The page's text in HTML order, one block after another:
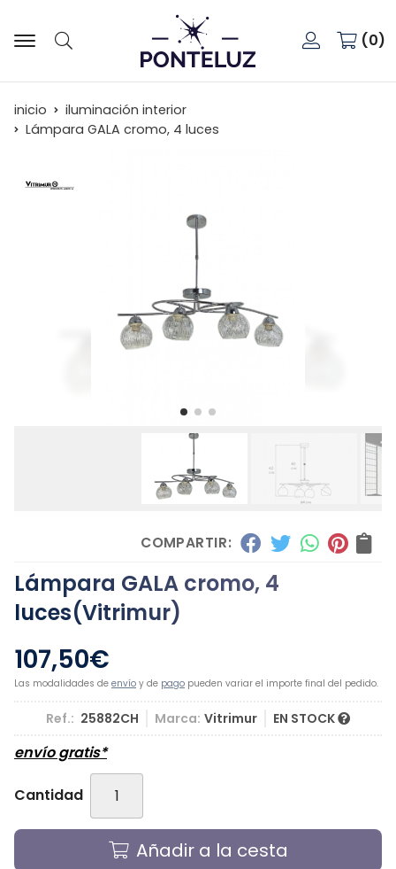
Buscar
0
inicio
iluminación interior
Lámpara GALA cromo, 4 luces
COMPARTIR:
Lámpara GALA cromo, 4
luces(Vitrimur)
107,50€
Las modalidades de envío y de pago pueden variar el importe final del pedido.
Ref.: 25882CH Marca: Vitrimur EN STOCK
envío gratis*
Cantidad
Añadir a la cesta